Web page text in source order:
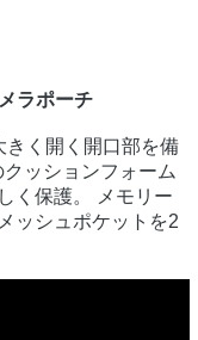
ラポーチ
く開く開口部を備
ッションフォーム
く保護。 メモリー
ッシュポケットを2